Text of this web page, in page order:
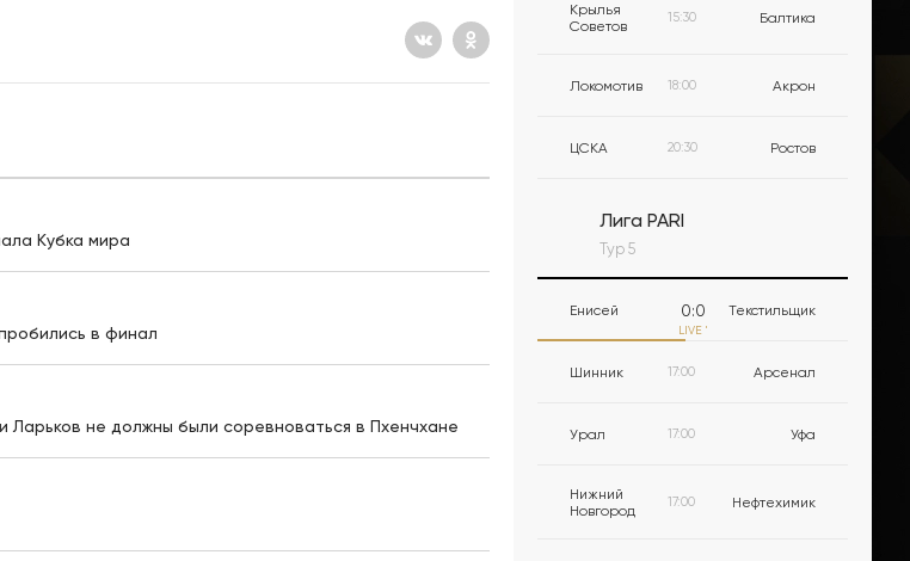
Кубка мира
в финал
не должны были соревноваться в Пхенчхане
Крылья
Советов
15:30 Балтика
Локомотив 18:00 Акрон
ЦСКА 20:30 Ростов
Лига PARI
Тур 5
Енисей 0:0 Текстильщик
LIVE '
Шинник 17:00 Арсенал
Урал 17:00 Уфа
Нижний
Новгород
17:00 Нефтехимик